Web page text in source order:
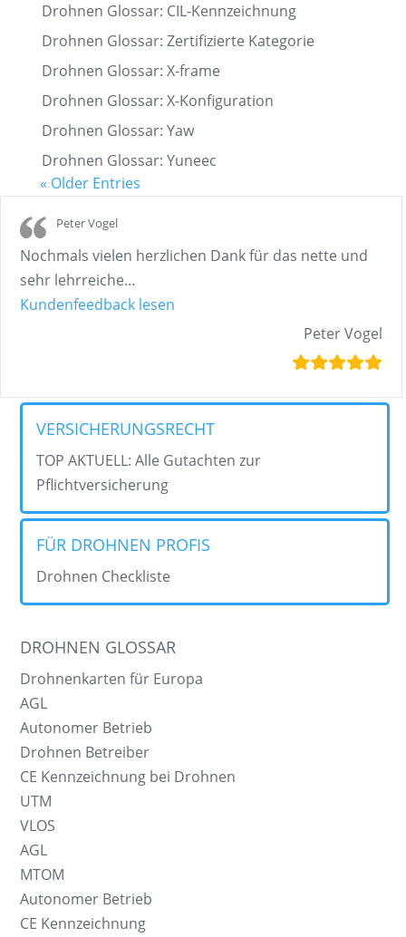
Drohnen Glossar: CIL-Kennzeichnung
Drohnen Glossar: Zertifizierte Kategorie
Drohnen Glossar: X-frame
Drohnen Glossar: X-Konfiguration
Drohnen Glossar: Yaw
Drohnen Glossar: Yuneec
« Older Entries
Peter Vogel
Nochmals vielen herzlichen Dank für das nette und
sehr lehrreiche…
Kundenfeedback lesen
Peter Vogel
VERSICHERUNGSRECHT
TOP AKTUELL: Alle Gutachten zur
Pflichtversicherung
FÜR DROHNEN PROFIS
Drohnen Checkliste
DROHNEN GLOSSAR
Drohnenkarten für Europa
AGL
Autonomer Betrieb
Drohnen Betreiber
CE Kennzeichnung bei Drohnen
UTM
VLOS
AGL
MTOM
Autonomer Betrieb
CE Kennzeichnung